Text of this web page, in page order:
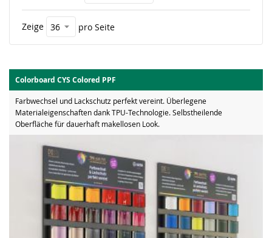
Zeige pro Seite
Colorboard CYS Colored PPF
Farbwechsel und Lackschutz perfekt vereint. Überlegene
Materialeigenschaften dank TPU-Technologie. Selbstheilende
Oberfläche für dauerhaft makellosen Look.